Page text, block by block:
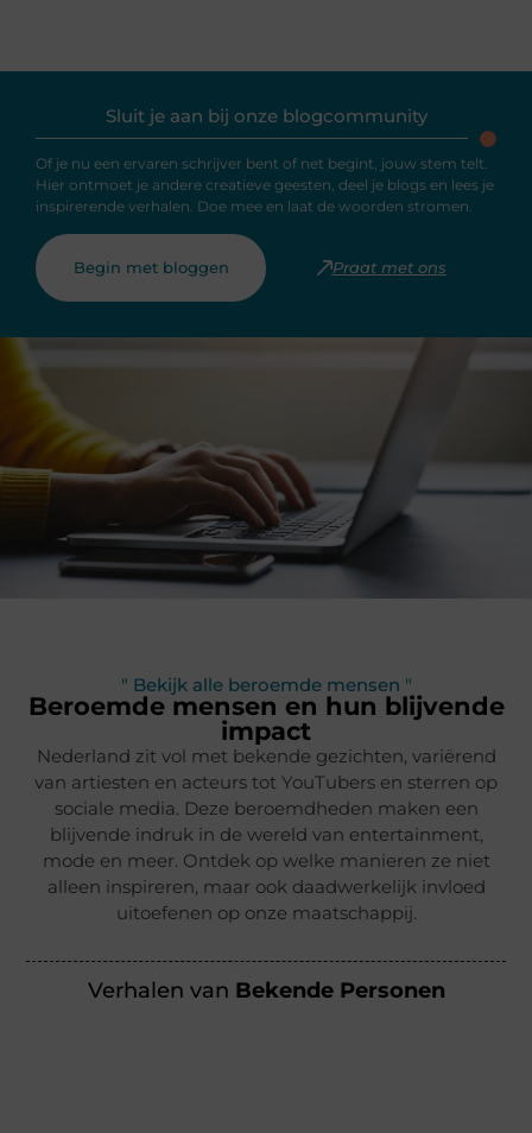
Sluit je aan bij onze blogcommunity
Of je nu een ervaren schrijver bent of net begint, jouw stem telt.
Hier ontmoet je andere creatieve geesten, deel je blogs en lees je
inspirerende verhalen. Doe mee en laat de woorden stromen.
Begin met bloggen Praat met ons
" Bekijk alle beroemde mensen "
Beroemde mensen en hun blijvende
impact
Nederland zit vol met bekende gezichten, variërend
van artiesten en acteurs tot YouTubers en sterren op
sociale media. Deze beroemdheden maken een
blijvende indruk in de wereld van entertainment,
mode en meer. Ontdek op welke manieren ze niet
alleen inspireren, maar ook daadwerkelijk invloed
uitoefenen op onze maatschappij.
Verhalen van Bekende Personen